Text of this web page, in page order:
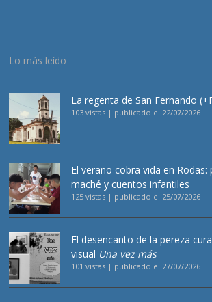
Lo más leído
La regenta de San Fernando
103 vistas | publicado el 22/07/2026
El verano cobra vida en Rodas:
maché y cuentos infantiles
125 vistas | publicado el 25/07/2026
El desencanto de la pereza
visual Una vez más
101 vistas | publicado el 27/07/2026